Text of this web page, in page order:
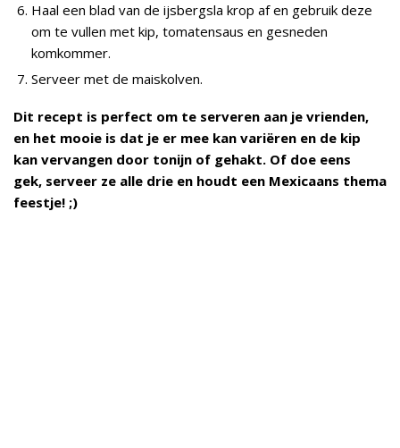
Haal een blad van de ijsbergsla krop af en gebruik deze
om te vullen met kip, tomatensaus en gesneden
komkommer.
Serveer met de maiskolven.
Dit recept is perfect om te serveren aan je vrienden,
en het mooie is dat je er mee kan variëren en de kip
kan vervangen door tonijn of gehakt. Of doe eens
gek, serveer ze alle drie en houdt een Mexicaans thema
feestje! ;)